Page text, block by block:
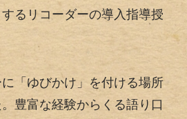
るリコーダーの導入指導授
「ゆびかけ」を付ける場所
豊富な経験からくる語り口